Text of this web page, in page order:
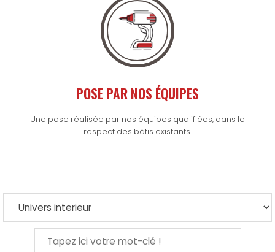
POSE PAR NOS ÉQUIPES
Une pose réalisée par nos équipes qualifiées, dans le
respect des bâtis existants.